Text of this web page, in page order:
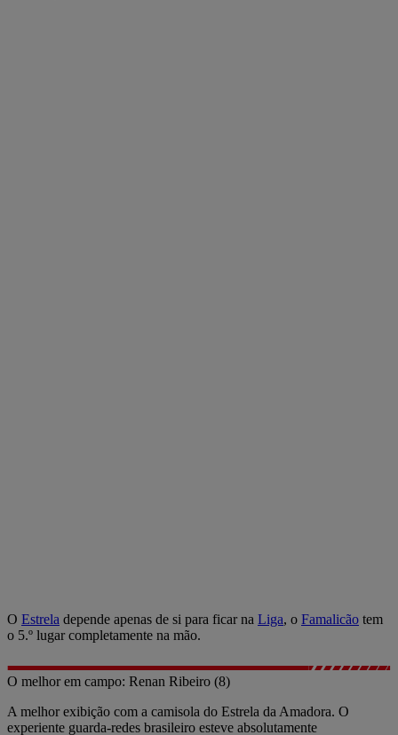
O Estrela depende apenas de si para ficar na Liga, o Famalicão tem
o 5.º lugar completamente na mão.
O melhor em campo: Renan Ribeiro (8)
A melhor exibição com a camisola do Estrela da Amadora. O
experiente guarda-redes brasileiro esteve absolutamente